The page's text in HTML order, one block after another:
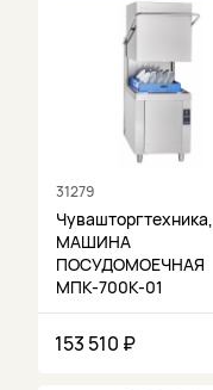
31279
Чувашторгтехника,
МАШИНА
ПОСУДОМОЕЧНАЯ
МПК-700К-01
153 510 ₽